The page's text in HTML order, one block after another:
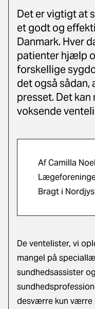
Det er vigtigt at
et godt og
Danmark. Hver
patienter hjælp
forskellige
det også
presset. Det kan
voksende
Af Camilla
Bragt i
De ventelister, vi
mangel på
sundhedsassister
desværre kun værre